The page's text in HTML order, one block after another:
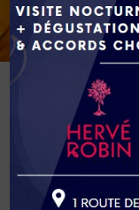
Tri par tarif croissant